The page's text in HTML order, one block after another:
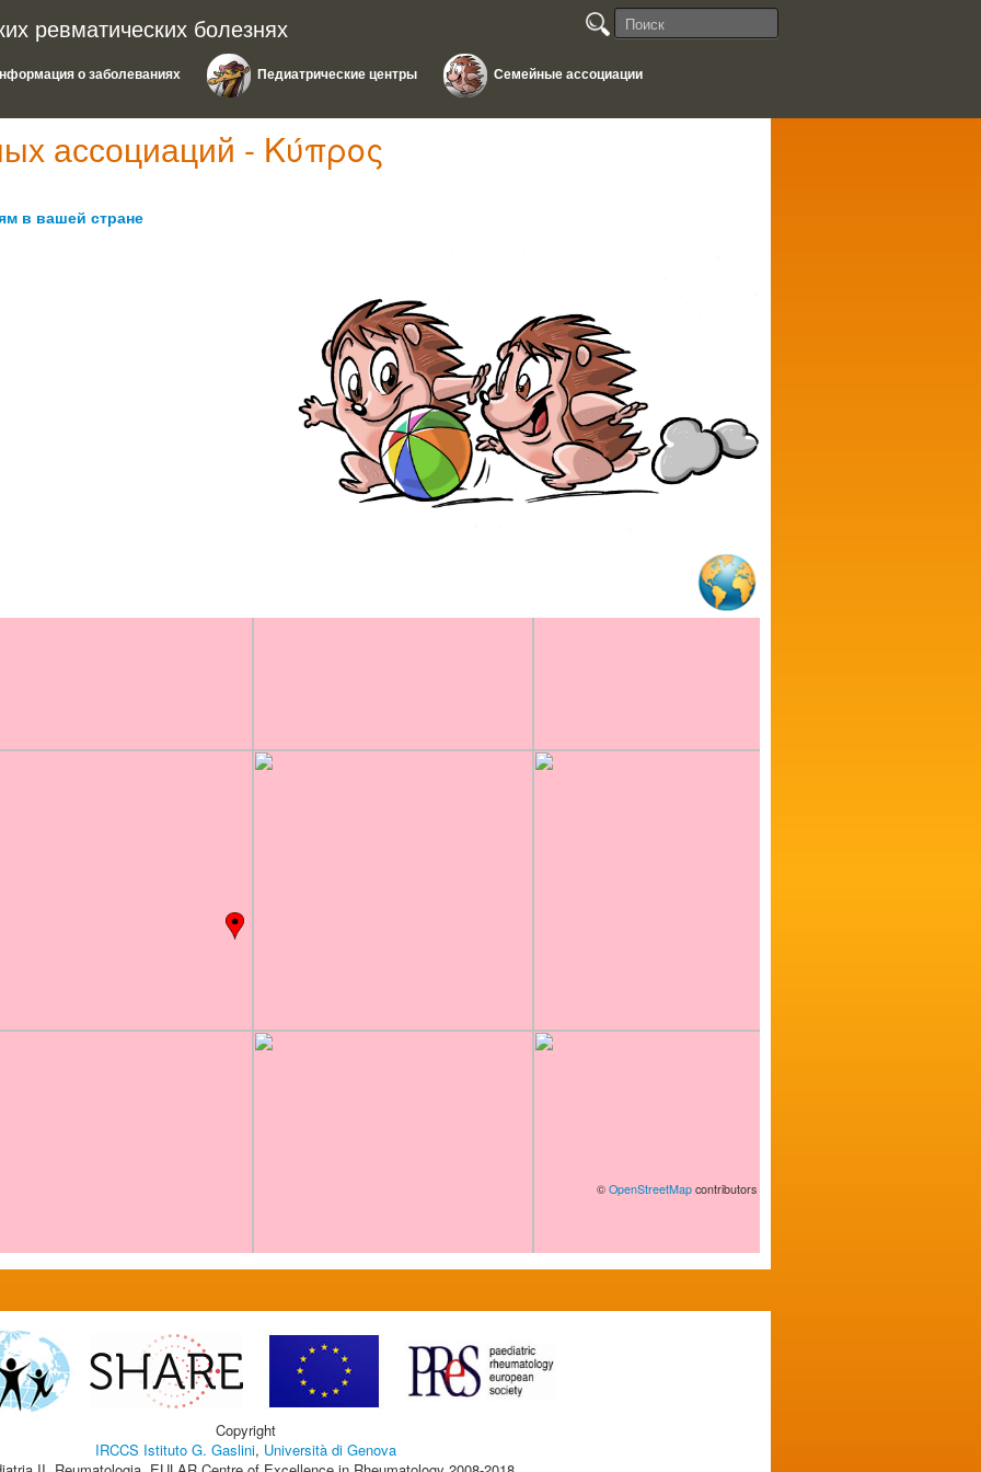
ревматических болезнях
о заболеваниях Педиатрические центры Семейные ассоциации
ассоциаций - Κύπρος
в вашей стране
© OpenStreetMap contributors
Copyright
IRCCS Istituto G. Gaslini, Università di Genova